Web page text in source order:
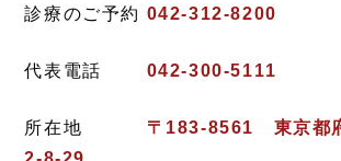
診療のご予約 042-312-8200
代表電話 042-300-5111
所在地 〒183-8561 東京都府